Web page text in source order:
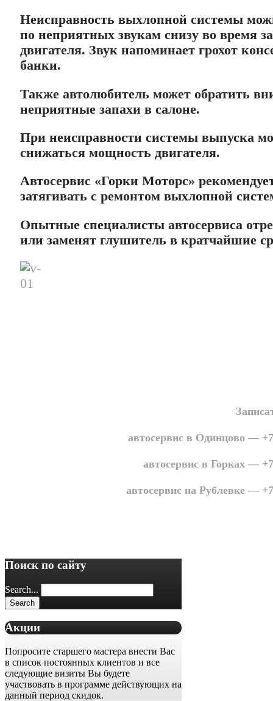
Неисправность выхлопной системы
по неприятных звукам снизу во время
двигателя. Звук напоминает грохот
банки.
Также автолюбитель может обратить
неприятные запахи в салоне.
При неисправности системы выпуска
снижаться мощность двигателя.
Автосервис «Горки Моторс»
затягивать с ремонтом выхлопной
Опытные специалисты автосервиса
или заменят глушитель в кратчайшие
автосервис в Одинцово —
автосервис в Горках —
автосервис на Рублевке —
Поиск по сайту
Search...
Акции
Попросите старшего мастера внести Вас
в список постоянных клиентов и все
следующие визиты Вы будете
участвовать в программе действующих на
данный период скидок.